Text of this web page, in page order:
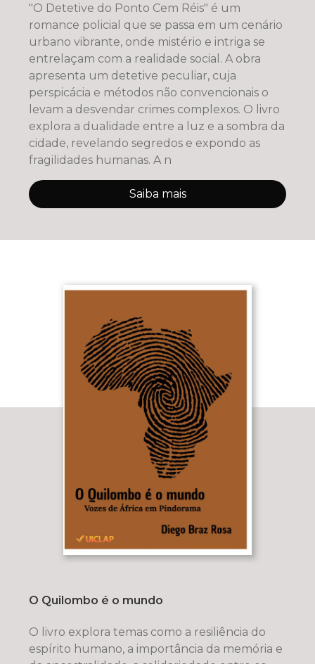
"O Detetive do Ponto Cem Réis" é um
romance policial que se passa em um cenário
urbano vibrante, onde mistério e intriga se
entrelaçam com a realidade social. A obra
apresenta um detetive peculiar, cuja
perspicácia e métodos não convencionais o
levam a desvendar crimes complexos. O livro
explora a dualidade entre a luz e a sombra da
cidade, revelando segredos e expondo as
fragilidades humanas. A n
Saiba mais
O Quilombo é o mundo
O livro explora temas como a resiliência do
espírito humano, a importância da memória e